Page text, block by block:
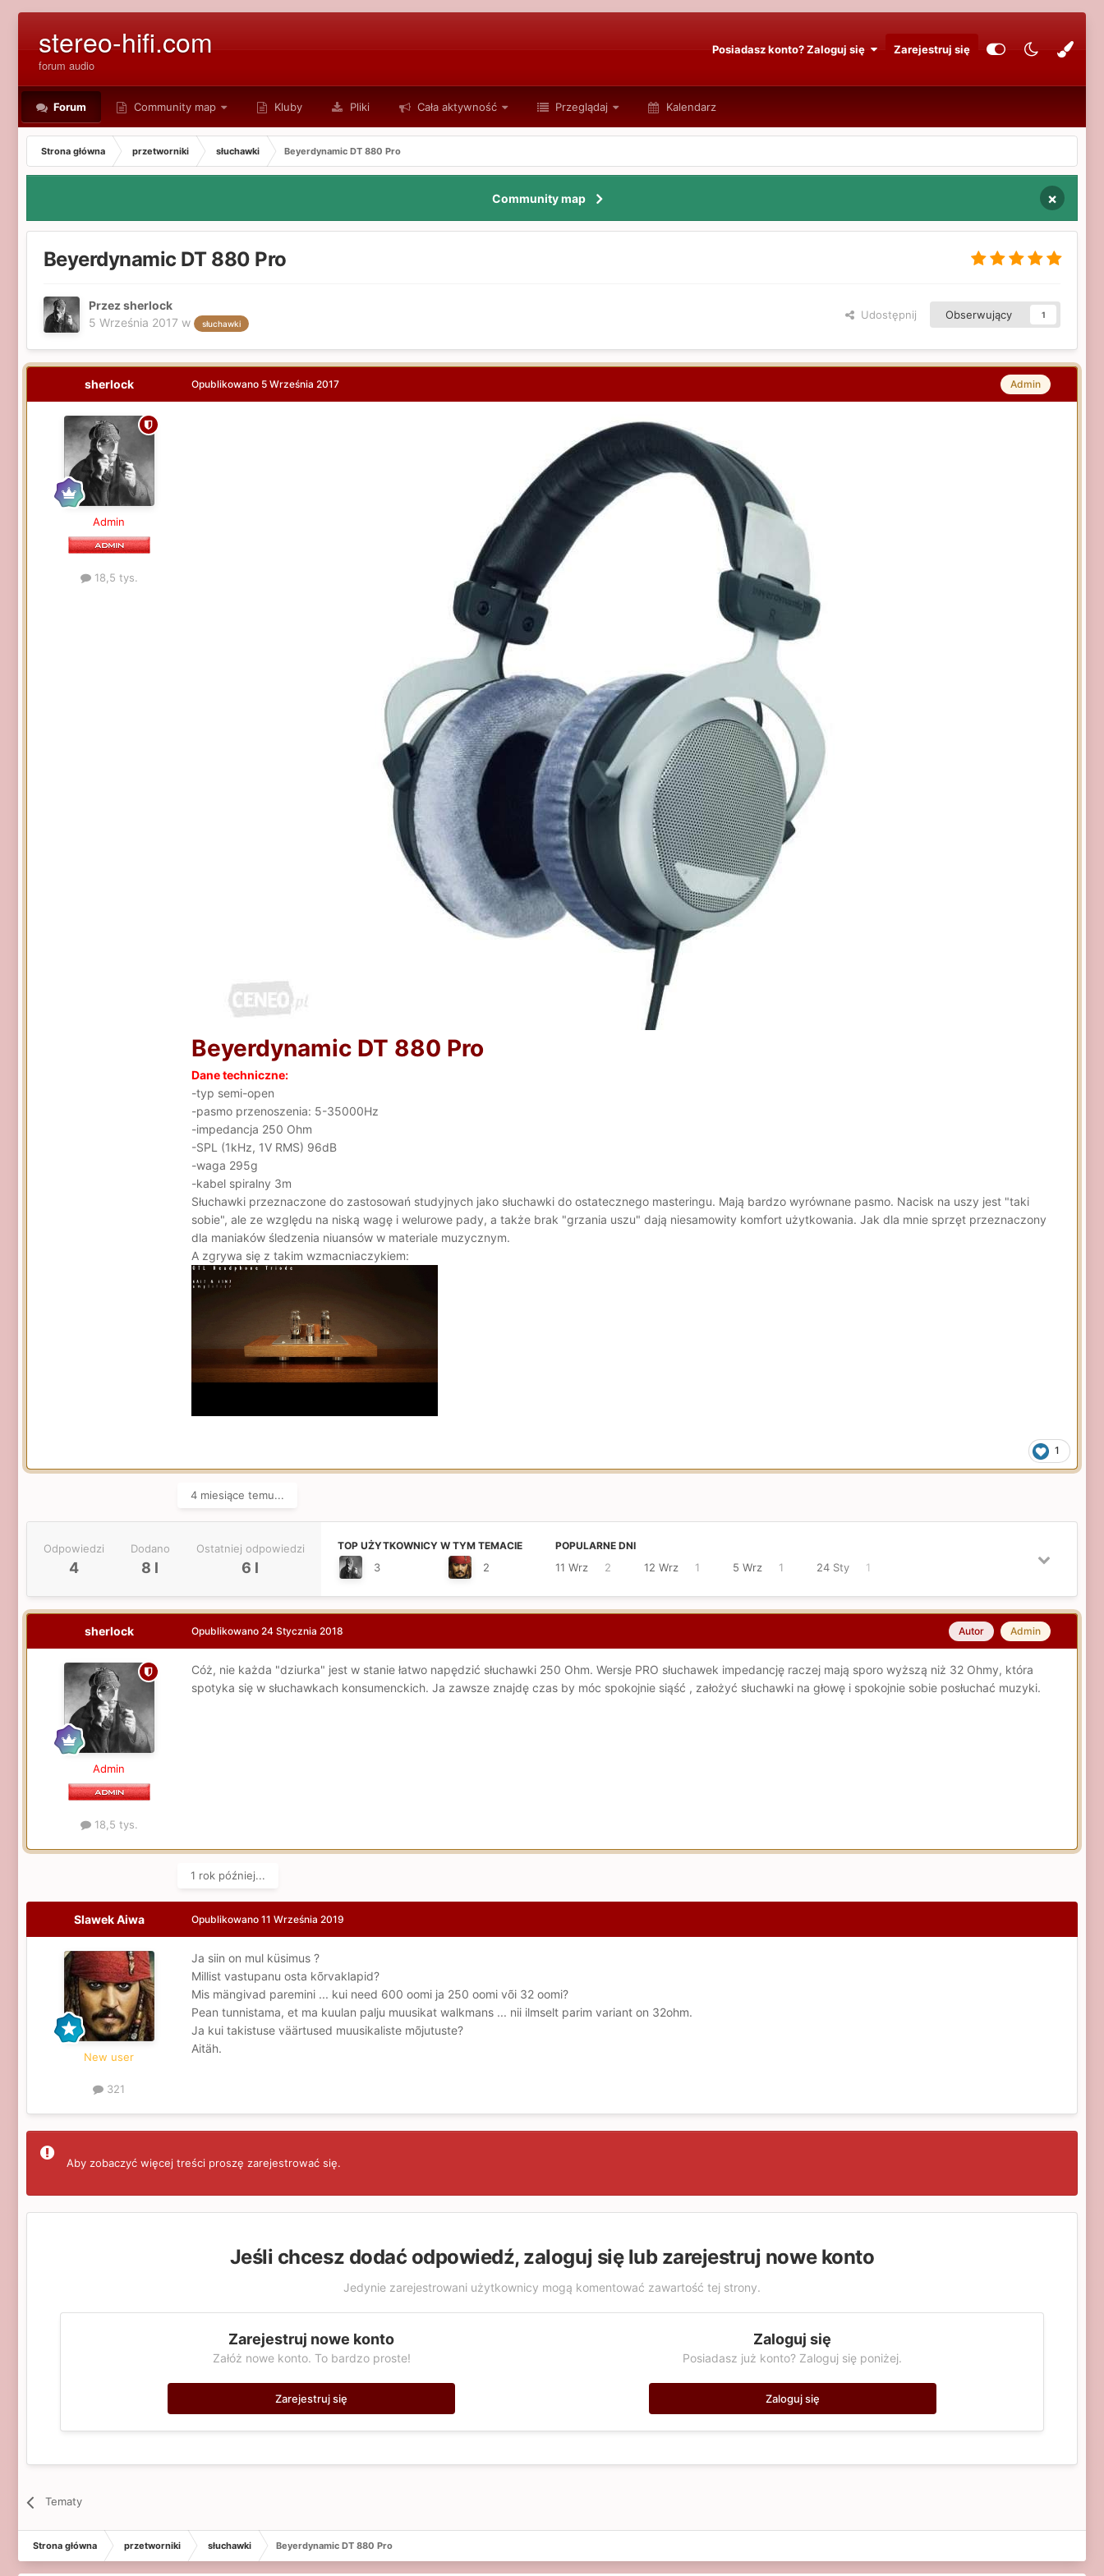
stereo-hifi.com
forum audio
Posiadasz konto? Zaloguj się Zarejestruj się
Forum Community map Kluby Pliki Cała aktywność Przeglądaj Kalendarz
Strona główna przetworniki słuchawki Beyerdynamic DT 880 Pro
Community map ×
Beyerdynamic DT 880 Pro
Przez sherlock
5 Września 2017 w słuchawki
Udostępnij Obserwujący 1
sherlock
Admin
18,5 tys.
Admin
Opublikowano 5 Września 2017
Beyerdynamic DT 880 Pro
Dane techniczne:
-typ semi-open
-pasmo przenoszenia: 5-35000Hz
-impedancja 250 Ohm
-SPL (1kHz, 1V RMS) 96dB
-waga 295g
-kabel spiralny 3m
Słuchawki przeznaczone do zastosowań studyjnych jako słuchawki do ostatecznego masteringu. Mają bardzo wyrównane pasmo. Nacisk na uszy jest "taki
sobie", ale ze względu na niską wagę i welurowe pady, a także brak "grzania uszu" dają niesamowity komfort użytkowania. Jak dla mnie sprzęt przeznaczony
dla maniaków śledzenia niuansów w materiale muzycznym.
A zgrywa się z takim wzmacniaczykiem:
1
4 miesiące temu...
Odpowiedzi
4
Dodano
8 l
Ostatniej odpowiedzi
6 l
TOP UŻYTKOWNICY W TYM TEMACIE
3 2
POPULARNE DNI
11 Wrz 2 12 Wrz 1 5 Wrz 1 24 Sty 1
sherlock
Admin
18,5 tys.
Autor Admin
Opublikowano 24 Stycznia 2018
Cóż, nie każda "dziurka" jest w stanie łatwo napędzić słuchawki 250 Ohm. Wersje PRO słuchawek impedancję raczej mają sporo wyższą niż 32 Ohmy, która
spotyka się w słuchawkach konsumenckich. Ja zawsze znajdę czas by móc spokojnie siąść , założyć słuchawki na głowę i spokojnie sobie posłuchać muzyki.
1 rok później...
Slawek Aiwa
New user
321
Opublikowano 11 Września 2019
Ja siin on mul küsimus ?
Millist vastupanu osta kõrvaklapid?
Mis mängivad paremini ... kui need 600 oomi ja 250 oomi või 32 oomi?
Pean tunnistama, et ma kuulan palju muusikat walkmans ... nii ilmselt parim variant on 32ohm.
Ja kui takistuse väärtused muusikaliste mõjutuste?
Aitäh.
Aby zobaczyć więcej treści proszę zarejestrować się.
Jeśli chcesz dodać odpowiedź, zaloguj się lub zarejestruj nowe konto
Jedynie zarejestrowani użytkownicy mogą komentować zawartość tej strony.
Zarejestruj nowe konto
Załóż nowe konto. To bardzo proste!
Zarejestruj się
Zaloguj się
Posiadasz już konto? Zaloguj się poniżej.
Zaloguj się
Tematy
Strona główna przetworniki słuchawki Beyerdynamic DT 880 Pro